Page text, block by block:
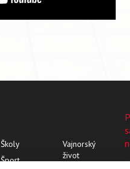
Školy
Šport
Vajnorský
život